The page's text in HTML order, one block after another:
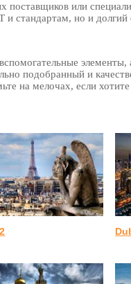
поставщиков или
и стандартам, но и
элементы,
подобранный и
на мелочах, если